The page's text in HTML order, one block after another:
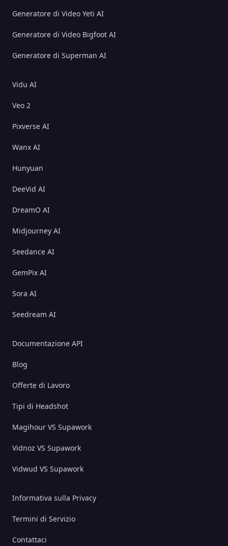
Generatore di Video Yeti AI
Generatore di Video Bigfoot AI
Generatore di Superman AI
Vidu AI
Veo 2
Pixverse AI
Wanx AI
Hunyuan
DeeVid AI
DreamO AI
Midjourney AI
Seedance AI
GemPix AI
Sora AI
Seedream AI
Documentazione API
Blog
Offerte di Lavoro
Tipi di Headshot
Magihour VS Supawork
Vidnoz VS Supawork
Vidwud VS Supawork
Informativa sulla Privacy
Termini di Servizio
Contattaci